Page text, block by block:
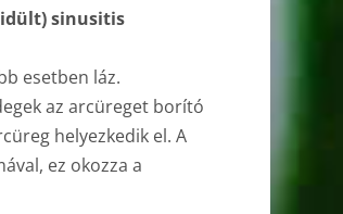
sinusitis
esetben láz.
az arcüreget borító
helyezkedik el. A
ez okozza a